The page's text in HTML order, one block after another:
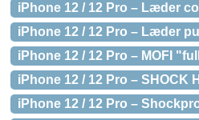
iPhone 12 / 12 Pro – Læder
iPhone 12 / 12 Pro – Læder
iPhone 12 / 12 Pro – MOFI
iPhone 12 / 12 Pro –
iPhone 12 / 12 Pro –